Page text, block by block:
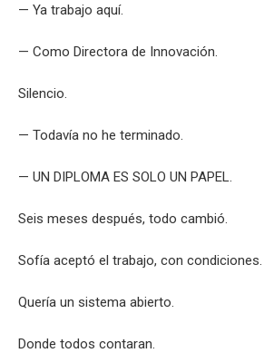
— Ya trabajo aquí.
— Como Directora de Innovación.
Silencio.
— Todavía no he terminado.
— UN DIPLOMA ES SOLO UN PAPEL.
Seis meses después, todo cambió.
Sofía aceptó el trabajo, con condiciones.
Quería un sistema abierto.
Donde todos contaran.